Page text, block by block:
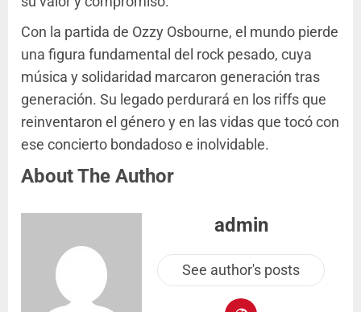
Con la partida de Ozzy Osbourne, el mundo pierde
una figura fundamental del rock pesado, cuya
música y solidaridad marcaron generación tras
generación. Su legado perdurará en los riffs que
reinventaron el género y en las vidas que tocó con
ese concierto bondadoso e inolvidable.
About The Author
admin
See author's posts